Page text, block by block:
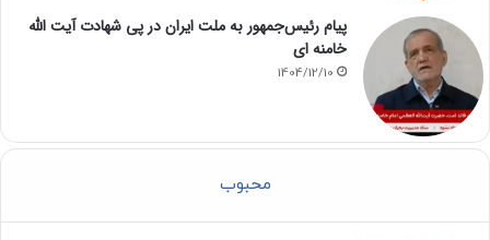
پیام رئیس‌جمهور به ملت ایران در پی شهادت آیت الله
خامنه ای
1404/12/10
محبوب